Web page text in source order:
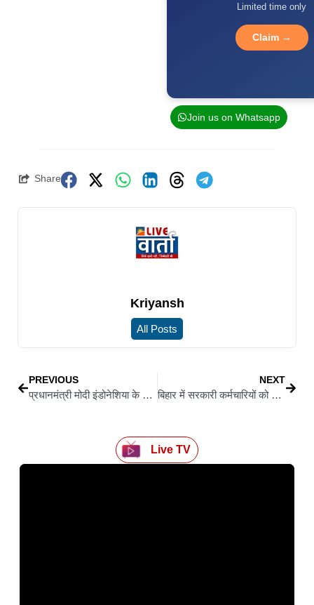
Limited time only
Claim →
Join us on Whatsapp
Share
Kriyansh
All Posts
PREVIOUS
प्रधानमंत्री मोदी इंडोनेशिया के सर्वोच्च नागरिक सम्मान ‘बिंतांग आदिपूर्णा’ से सम्मानि, बोले—यह सम्मान 140 करोड़ भारतीयों का
NEXT
बिहार में सरकारी कर्मचारियों को राहत: सैलरी पैकेज सुविधाएं जारी, नौ बैंकों से समझौता नवीनीकृत
Live TV